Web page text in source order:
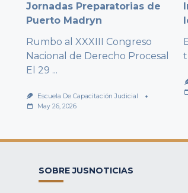
Jornadas Preparatorias de
Puerto Madryn
Rumbo al XXXIII Congreso
Nacional de Derecho Procesal
El 29 ...
Escuela De Capacitación Judicial
May 26, 2026
SOBRE JUSNOTICIAS